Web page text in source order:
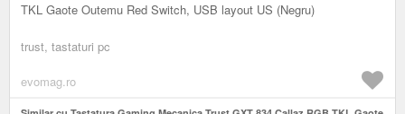
TKL Gaote Outemu Red Switch, USB layout US (Negru)
trust, tastaturi pc
evomag.ro